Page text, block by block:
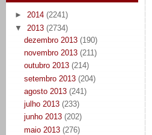
► 2014 (2241)
▼ 2013 (2734)
dezembro 2013 (190)
novembro 2013 (211)
outubro 2013 (214)
setembro 2013 (204)
agosto 2013 (241)
julho 2013 (233)
junho 2013 (202)
maio 2013 (276)